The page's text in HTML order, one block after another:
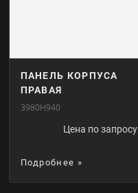
ПАНЕЛЬ КОРПУСА
ПРАВАЯ
3980H940
Цена по запросу
Подробнее »